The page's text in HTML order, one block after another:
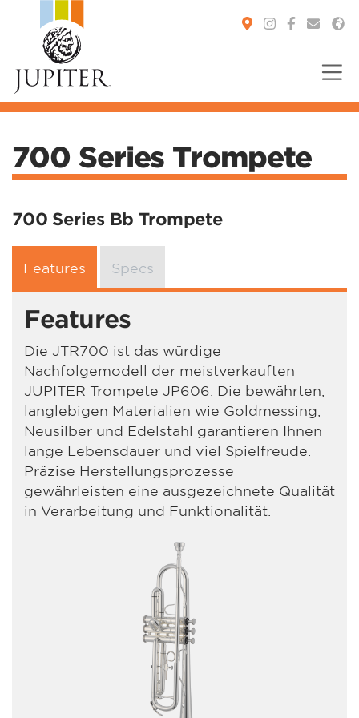
700 Series Trompete
700 Series Bb Trompete
Features Specs
Features
Die JTR700 ist das würdige
Nachfolgemodell der meistverkauften
JUPITER Trompete JP606. Die bewährten,
langlebigen Materialien wie Goldmessing,
Neusilber und Edelstahl garantieren Ihnen
lange Lebensdauer und viel Spielfreude.
Präzise Herstellungsprozesse
gewährleisten eine ausgezeichnete Qualität
in Verarbeitung und Funktionalität.